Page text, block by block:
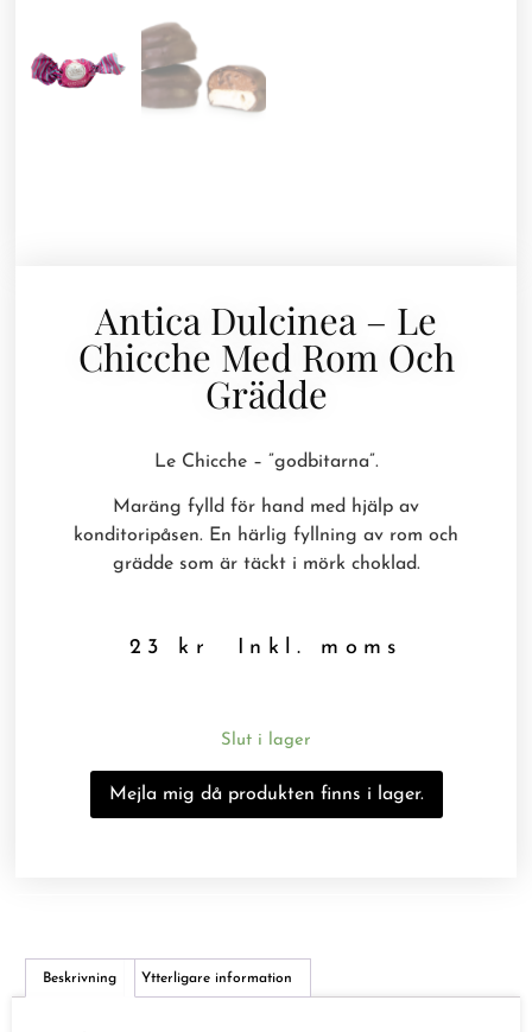
Antica Dulcinea – Le
Chicche Med Rom Och
Grädde
Le Chicche – ”godbitarna”.
Maräng fylld för hand med hjälp av
konditoripåsen. En härlig fyllning av rom och
grädde som är täckt i mörk choklad.
23 kr Inkl. moms
Slut i lager
Beskrivning Ytterligare information